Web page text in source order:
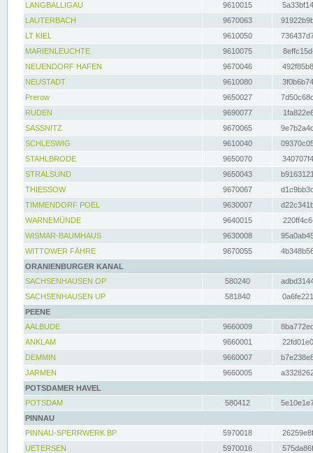
LANGBALLIGAU
9610015
LAUTERBACH
9670063
LT KIEL
9610050
MARIENLEUCHTE
9610075
NEUENDORF HAFEN
9670046
NEUSTADT
9610080
Prerow
9650027
RUDEN
9690077
SASSNITZ
9670065
SCHLESWIG
9610040
STAHLBRODE
9650070
STRALSUND
9650043
THIESSOW
9670067
TIMMENDORF POEL
9630007
WARNEMÜNDE
9640015
WISMAR-BAUMHAUS
9630008
WITTOWER FÄHRE
9670055
ORANIENBURGER KANAL
SACHSENHAUSEN OP
580240
SACHSENHAUSEN UP
581840
PEENE
AALBUDE
9660009
ANKLAM
9660001
DEMMIN
9660007
JARMEN
9660005
POTSDAMER HAVEL
POTSDAM
580412
PINNAU
PINNAU-SPERRWERK BP
5970018
UETERSEN
5970016